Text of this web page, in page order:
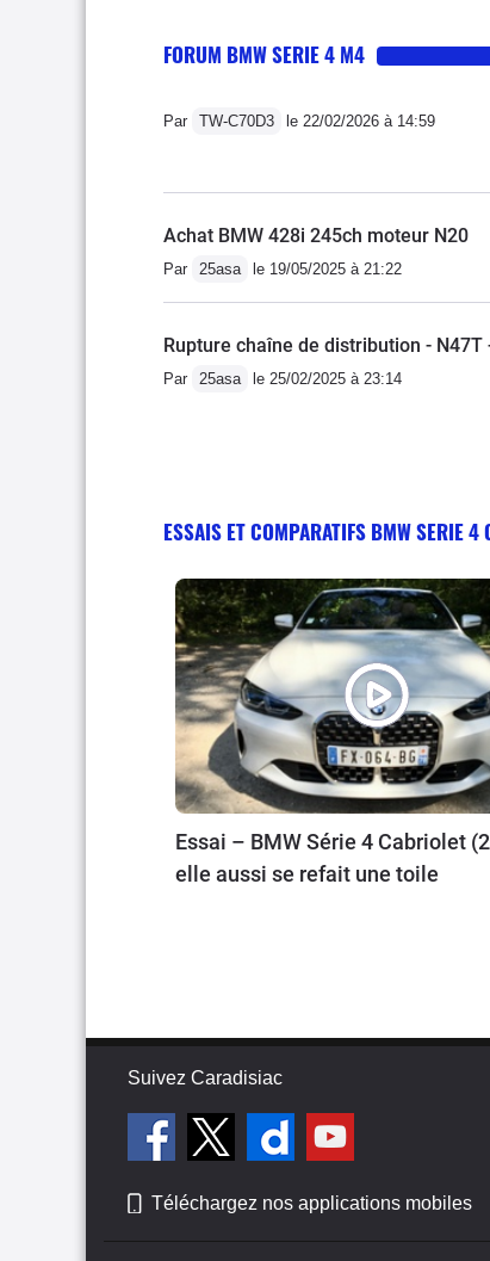
FORUM BMW SERIE 4 M4
Par TW-C70D3 le 22/02/2026 à 14:59
Achat BMW 428i 245ch moteur N20
Par 25asa le 19/05/2025 à 21:22
Rupture chaîne de distribution - N47T
Par 25asa le 25/02/2025 à 23:14
ESSAIS ET COMPARATIFS BMW SERIE
Essai – BMW Série 4 Cabriolet
elle aussi se refait une toile
Suivez Caradisiac
Téléchargez nos applications mobiles